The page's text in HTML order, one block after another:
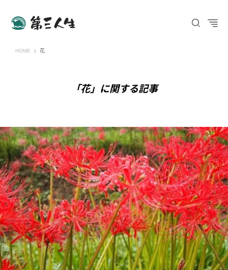
HOME 第三人生 〜寄り道の歩き方〜
花
「花」に関する記事